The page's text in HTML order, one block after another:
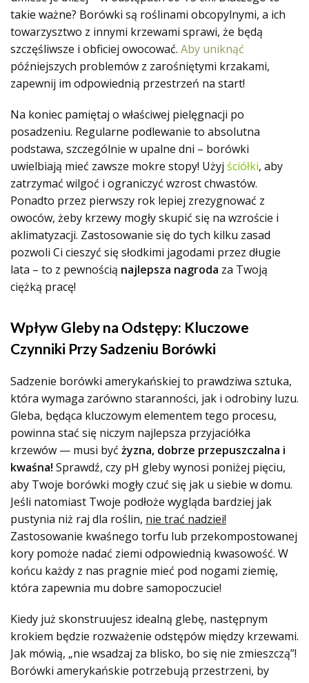
takie ważne? Borówki są roślinami obcopylnymi, a ich
towarzysztwo z innymi krzewami sprawi, że będą
szczęśliwsze i obficiej owocować. Aby uniknąć
późniejszych problemów z zarośniętymi krzakami,
zapewnij im odpowiednią przestrzeń na start!
Na koniec pamiętaj o właściwej pielęgnacji po
posadzeniu. Regularne podlewanie to absolutna
podstawa, szczególnie w upalne dni – borówki
uwielbiają mieć zawsze mokre stopy! Użyj ściółki, aby
zatrzymać wilgoć i ograniczyć wzrost chwastów.
Ponadto przez pierwszy rok lepiej zrezygnować z
owoców, żeby krzewy mogły skupić się na wzroście i
aklimatyzacji. Zastosowanie się do tych kilku zasad
pozwoli Ci cieszyć się słodkimi jagodami przez długie
lata – to z pewnością najlepsza nagroda za Twoją
ciężką pracę!
Wpływ Gleby na Odstępy: Kluczowe
Czynniki Przy Sadzeniu Borówki
Sadzenie borówki amerykańskiej to prawdziwa sztuka,
która wymaga zarówno staranności, jak i odrobiny luzu.
Gleba, będąca kluczowym elementem tego procesu,
powinna stać się niczym najlepsza przyjaciółka
krzewów — musi być żyzna, dobrze przepuszczalna i
kwaśna! Sprawdź, czy pH gleby wynosi poniżej pięciu,
aby Twoje borówki mogły czuć się jak u siebie w domu.
Jeśli natomiast Twoje podłoże wygląda bardziej jak
pustynia niż raj dla roślin, nie trać nadziei!
Zastosowanie kwaśnego torfu lub przekompostowanej
kory pomoże nadać ziemi odpowiednią kwasowość. W
końcu każdy z nas pragnie mieć pod nogami ziemię,
która zapewnia mu dobre samopoczucie!
Kiedy już skonstruujesz idealną glebę, następnym
krokiem będzie rozważenie odstępów między krzewami.
Jak mówią, „nie wsadzaj za blisko, bo się nie zmieszczą”!
Borówki amerykańskie potrzebują przestrzeni, by